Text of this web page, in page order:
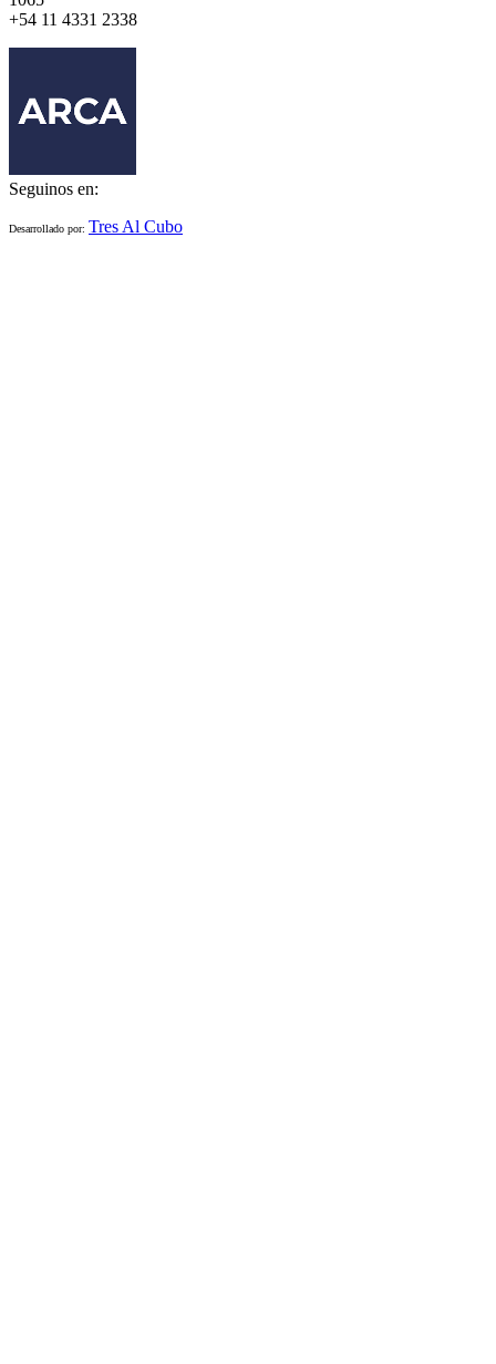
+54 11 4331 2338
Seguinos en:
Desarrollado por: Tres Al Cubo